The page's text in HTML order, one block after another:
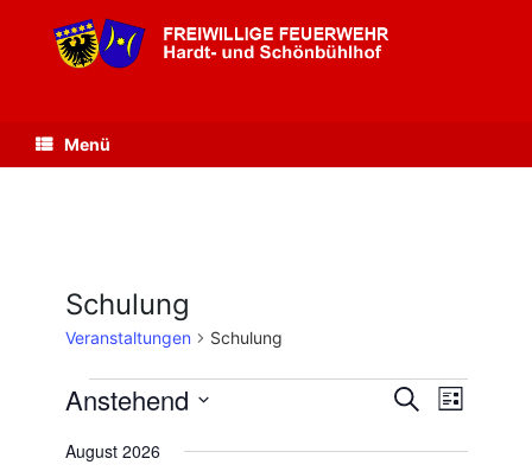
springen
Menü
Schulung
Veranstaltungen Schulung
Veranstaltungen
Veranstaltungen
Suche
Suche
Ansichten-
Liste
Anstehend
wählen.
August 2026